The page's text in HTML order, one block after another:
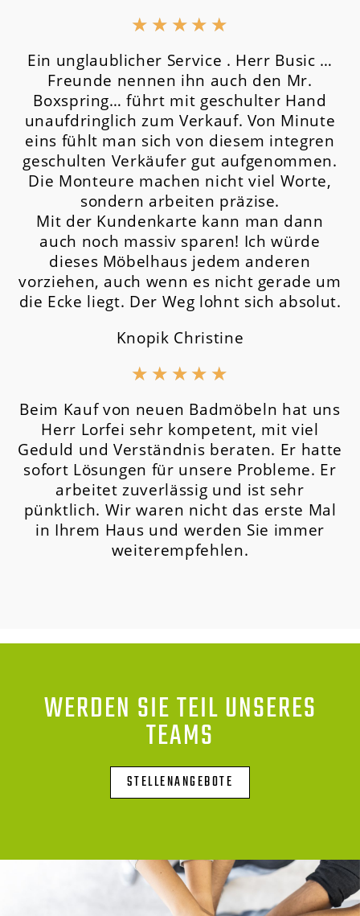
★ ★ ★ ★ ★
Ein unglaublicher Service . Herr Busic …
Freunde nennen ihn auch den Mr.
Boxspring… führt mit geschulter Hand
unaufdringlich zum Verkauf. Von Minute
eins fühlt man sich von diesem integren
geschulten Verkäufer gut aufgenommen.
Die Monteure machen nicht viel Worte,
sondern arbeiten präzise.
Mit der Kundenkarte kann man dann
auch noch massiv sparen! Ich würde
dieses Möbelhaus jedem anderen
vorziehen, auch wenn es nicht gerade um
die Ecke liegt. Der Weg lohnt sich absolut.
Knopik Christine
★ ★ ★ ★ ★
Beim Kauf von neuen Badmöbeln hat uns
Herr Lorfei sehr kompetent, mit viel
Geduld und Verständnis beraten. Er hatte
sofort Lösungen für unsere Probleme. Er
arbeitet zuverlässig und ist sehr
pünktlich. Wir waren nicht das erste Mal
in Ihrem Haus und werden Sie immer
weiterempfehlen.
WERDEN SIE TEIL UNSERES
TEAMS
STELLENANGEBOTE